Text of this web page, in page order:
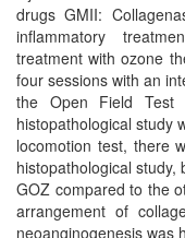
drugs GMII:
inflammatory
treatment with ozone
four sessions with an
the Open Field
histopathological study
locomotion test, there
histopathological
GOZ compared to the
arrangement of
neoanginogenesis was